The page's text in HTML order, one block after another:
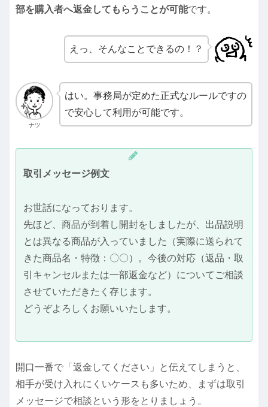
部を購入者へ返金してもらうことが可能です。
えっ、そんなことできるの！？
ナツ
はい。事務局が定めた正式なルールですの
で安心して利用が可能です。
取引メッセージ例文
お世話になっております。
先ほど、商品が到着し開封をしましたが、出品説明
とは異なる商品が入っていました（実際に送られて
きた商品名・特徴：〇〇）。今後の対応（返品・取
引キャンセルまたは一部返金など）についてご相談
させていただきたく存じます。
どうぞよろしくお願いいたします。
開口一番で「返金してください」と伝えてしまうと、
相手が受け入れにくいケースも多いため、まずは取引
メッセージで相談という形をとりましょう。